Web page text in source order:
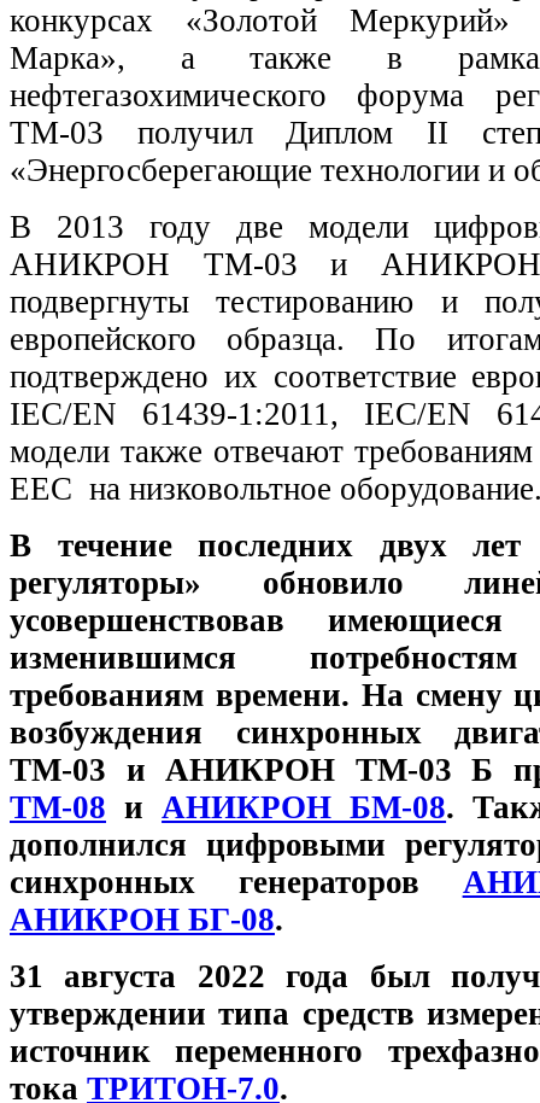
конкурсах «Золотой Меркурий»
Марка», а также в рамках
нефтегазохимического форума
ТМ-03 получил Диплом II
«Энергосберегающие технологии и
В 2013 году две модели
АНИКРОН ТМ-03 и
подвергнуты тестированию и
европейского образца. По
подтверждено их соответствие
IEC/EN 61439-1:2011, IEC/EN
модели также отвечают
ЕЕС на низковольтное
В течение последних двух
регуляторы» обновило
усовершенствовав имеющиеся
изменившимся
требованиям времени. На смену
возбуждения синхронных
ТМ-03 и АНИКРОН ТМ-03 Б
ТМ-08 иАНИКРОН БМ-08.
дополнился цифровыми
синхронных генераторов
АНИКРОН БГ-08.
31 августа 2022 года был
утверждении типа средств
источник переменного
тока ТРИТОН-7.0.